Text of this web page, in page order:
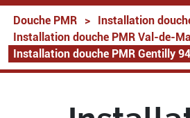
Douche PMR > Installation
Installation douche PMR Val-de-
Installation douche PMR Gentilly